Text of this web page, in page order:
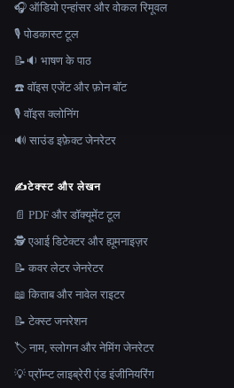
🎧 ऑडियो एन्हांसर और वोकल रिमूवल
🎙️ पोडकास्ट टूल
📝🔉 भाषण के पाठ
☎️ वॉइस एजेंट और फ़ोन बॉट
🎙️ वॉइस क्लोनिंग
🔊 साउंड इफ़ेक्ट जेनरेटर
✍️टेक्स्ट और लेखन
📄 PDF और डॉक्यूमेंट टूल
🕵️ एआई डिटेक्टर और ह्यूमनाइज़र
📝 कवर लेटर जेनरेटर
📖 किताब और नावेल राइटर
📝 टेक्स्ट जनरेशन
🏷️ नाम, स्लोगन और नेमिंग जेनरेटर
💡 प्रॉम्प्ट लाइब्रेरी एंड इंजीनियरिंग